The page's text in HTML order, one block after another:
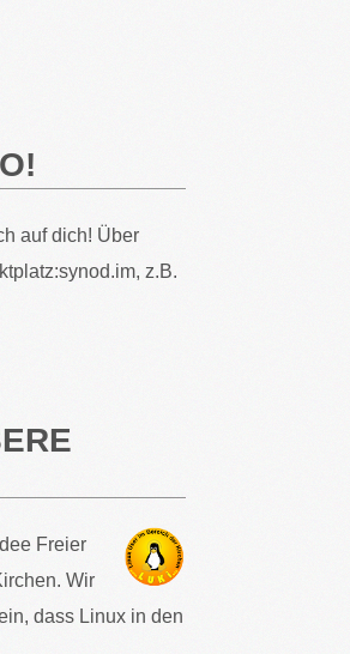
auf dich! Über
z.B.
Freier
Wir
dass Linux in den